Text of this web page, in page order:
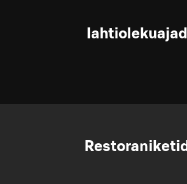
lahtiolekuajad
Restoraniketid